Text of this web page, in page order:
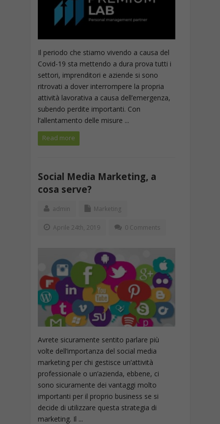
Il periodo che stiamo vivendo a causa del
Covid-19 sta mettendo a dura prova tutti i
settori, imprenditori e aziende si sono
ritrovati a dover interrompere la propria
attività lavorativa a causa dell’emergenza,
subendo perdite importanti. Con
l’allentamento delle misure ...
Read more
Social Media Marketing, a
cosa serve?
admin Marketing
Aprile 24th, 2019 0 Comments
Avrete sicuramente sentito parlare più
volte dell’importanza del social media
marketing per chi gestisce un’attività
professionale o un’azienda, ebbene, ci
sono sicuramente dei vantaggi molto
importanti per il proprio business se si
decide di utilizzare questa strategia di
marketing. Il ...